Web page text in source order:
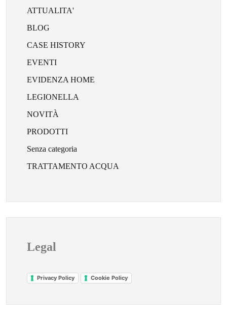
ATTUALITA'
BLOG
CASE HISTORY
EVENTI
EVIDENZA HOME
LEGIONELLA
NOVITÀ
PRODOTTI
Senza categoria
TRATTAMENTO ACQUA
Legal
Privacy Policy Cookie Policy